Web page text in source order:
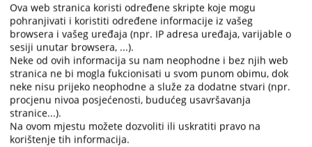
Ova web stranica koristi određene skripte koje mogu
pohranjivati i koristiti određene informacije iz vašeg
browsera i vašeg uređaja (npr. IP adresa uređaja, varijable o
sesiji unutar browsera, ...).
Neke od ovih informacija su nam neophodne i bez njih web
stranica ne bi mogla fukcionisati u svom punom obimu, dok
neke nisu prijeko neophodne a služe za dodatne stvari (npr.
procjenu nivoa posjećenosti, budućeg usavršavanja
stranice...).
Na ovom mjestu možete dozvoliti ili uskratiti pravo na
korištenje tih informacija.